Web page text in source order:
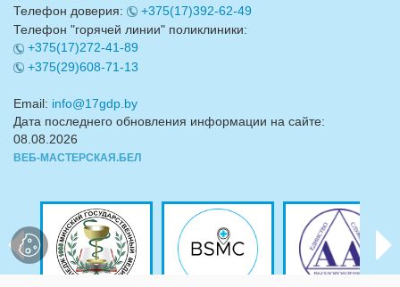
Телефон доверия:
+375(17)392-62-49
Телефон "горячей линии" поликлиники:
+375(17)272-41-89
+375(29)608-71-13
Email: info@17gdp.by
Дата последнего обновления информации на сайте:
08.08.2026
ВЕБ-МАСТЕРСКАЯ.БЕЛ